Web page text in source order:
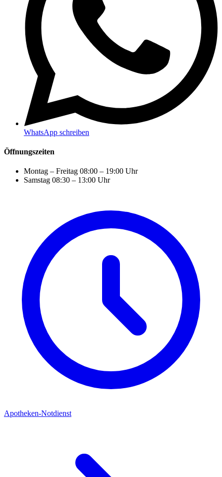
WhatsApp schreiben
Öffnungszeiten
Montag – Freitag 08:00 – 19:00 Uhr
Samstag 08:30 – 13:00 Uhr
Apotheken-Notdienst